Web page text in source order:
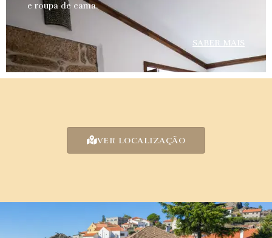
e roupa de cama.
SABER MAIS
VER LOCALIZAÇÃO